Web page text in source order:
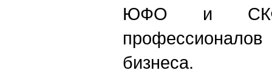
ЮФО и
бизнеса.